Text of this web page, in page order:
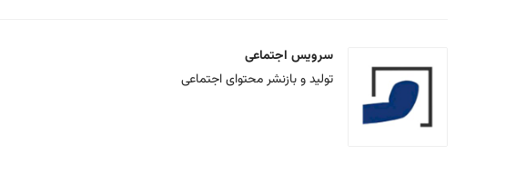
سرویس اجتماعی
تولید و بازنشر محتوای اجتماعی